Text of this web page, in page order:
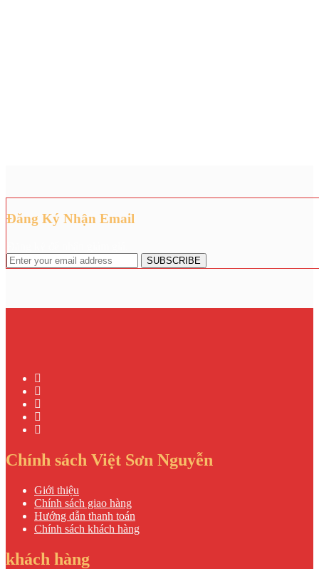
Đăng Ký Nhận Email
Chính sách Việt Sơn Nguyễn
Giới thiệu
Chính sách giao hàng
Hướng dẫn thanh toán
Chính sách khách hàng
khách hàng